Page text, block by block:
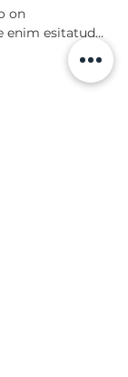
on
enim esitatud…